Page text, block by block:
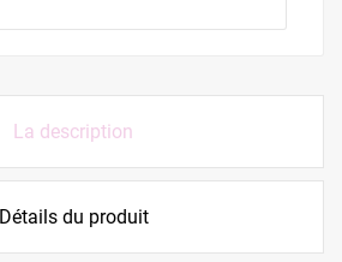
La description
Détails du produit